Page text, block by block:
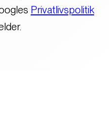
Privatlivspolitik